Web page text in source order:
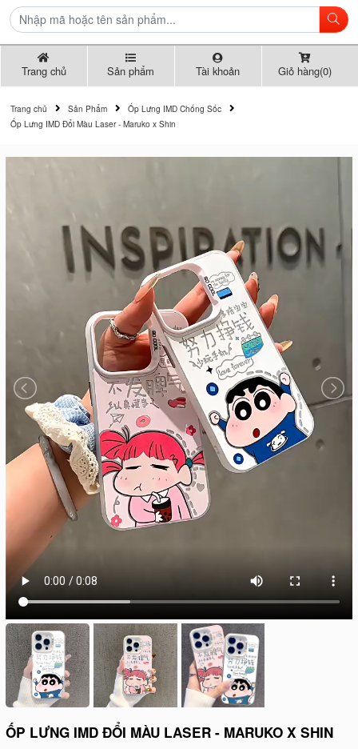
Trang chủ Sản phẩm Tài khoản Giỏ hàng(0)
Trang chủ Sản Phẩm
Ốp Lưng IMD Chống Sốc
Ốp Lưng IMD Đổi Màu Laser - Maruko x Shin
ỐP LƯNG IMD ĐỔI MÀU LASER - MARUKO X SHIN